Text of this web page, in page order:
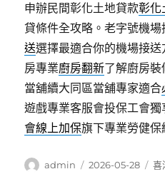
申辦民間彰化土地貸款彰化
貸條件全攻略。老字號機
送選擇最適合你的機場接
房專業廚房翻新了解廚房
當舖續大同區當舖專家適合
遊戲專業客服會投保工會
會線上加保旗下專業勞健保
作
admin
發
2026-05-28
分
喜